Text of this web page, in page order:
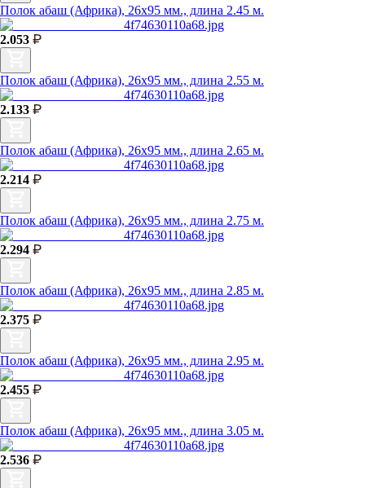
Полок абаш (Африка), 26х95 мм., длина 2.45 м.
2.053
Полок абаш (Африка), 26х95 мм., длина 2.55 м.
2.133
Полок абаш (Африка), 26х95 мм., длина 2.65 м.
2.214
Полок абаш (Африка), 26х95 мм., длина 2.75 м.
2.294
Полок абаш (Африка), 26х95 мм., длина 2.85 м.
2.375
Полок абаш (Африка), 26х95 мм., длина 2.95 м.
2.455
Полок абаш (Африка), 26х95 мм., длина 3.05 м.
2.536